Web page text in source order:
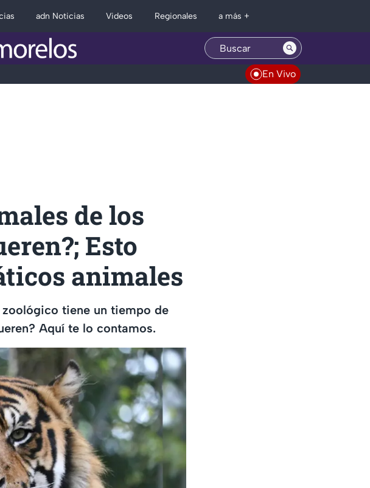
adn Noticias Videos Regionales a más +
En Vivo
de los
Esto
animales
tiene un tiempo de
Aquí te lo contamos.